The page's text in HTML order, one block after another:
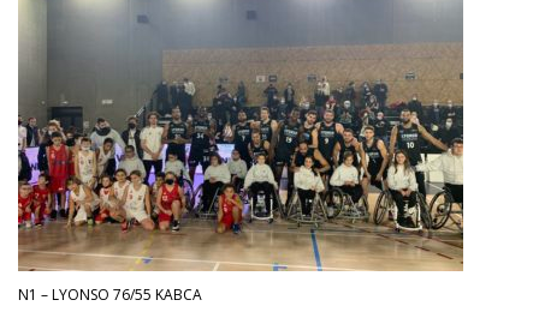
N1 – LYONSO 76/55 KABCA